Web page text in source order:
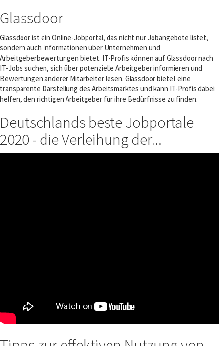
Glassdoor
Glassdoor ist ein Online-Jobportal, das nicht nur Jobangebote listet,
sondern auch Informationen über Unternehmen und
Arbeitgeberbewertungen bietet. IT-Profis können auf Glassdoor nach
IT-Jobs suchen, sich über potenzielle Arbeitgeber informieren und
Bewertungen anderer Mitarbeiter lesen. Glassdoor bietet eine
transparente Darstellung des Arbeitsmarktes und kann IT-Profis dabei
helfen, den richtigen Arbeitgeber für ihre Bedürfnisse zu finden.
Deutschlands beste Jobportale
2020 - die Verleihung der...